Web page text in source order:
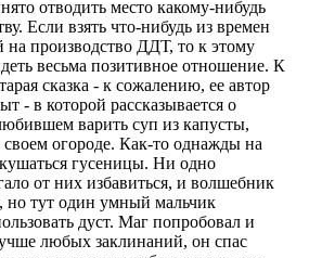
отводить место какому-нибудь
Если взять что-нибудь из времен
на производство ДДТ, то к этому
весьма позитивное отношение. К
сказка - к сожалению, ее автор
- в которой рассказывается о
варить суп из капусты,
огороде. Как-то однажды на
гусеницы. Ни одно
от них избавиться, и волшебник
но тут один умный мальчик
дуст. Маг попробовал и
любых заклинаний, он спас